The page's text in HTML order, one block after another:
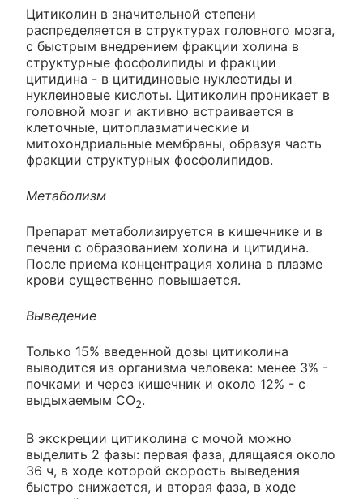
Цитиколин в значительной степени
распределяется в структурах головного мозга,
с быстрым внедрением фракции холина в
структурные фосфолипиды и фракции
цитидина - в цитидиновые нуклеотиды и
нуклеиновые кислоты. Цитиколин проникает в
головной мозг и активно встраивается в
клеточные, цитоплазматические и
митохондриальные мембраны, образуя часть
фракции структурных фосфолипидов.
Метаболизм
Препарат метаболизируется в кишечнике и в
печени с образованием холина и цитидина.
После приема концентрация холина в плазме
крови существенно повышается.
Выведение
Только 15% введенной дозы цитиколина
выводится из организма человека: менее 3% -
почками и через кишечник и около 12% - с
выдыхаемым СО2.
В экскреции цитиколина с мочой можно
выделить 2 фазы: первая фаза, длящаяся около
36 ч, в ходе которой скорость выведения
быстро снижается, и вторая фаза, в ходе